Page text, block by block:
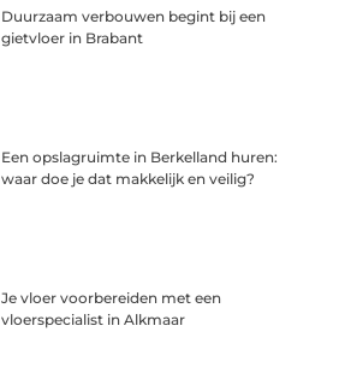
Duurzaam verbouwen begint bij een
gietvloer in Brabant
Een opslagruimte in Berkelland huren:
waar doe je dat makkelijk en veilig?
Je vloer voorbereiden met een
vloerspecialist in Alkmaar